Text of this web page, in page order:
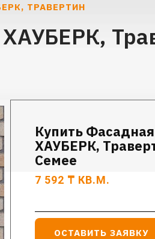
ТРАВЕРТИН
Купить
ХАУБЕРК,
Семее
7 592 ₸ КВ.М.
ОСТАВИТЬ ЗАЯВКУ